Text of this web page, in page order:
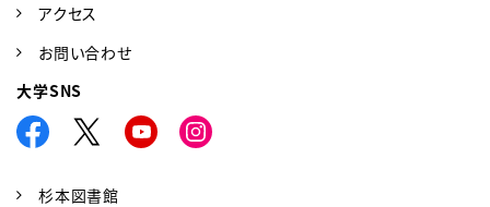
アクセス
お問い合わせ
大学SNS
杉本図書館